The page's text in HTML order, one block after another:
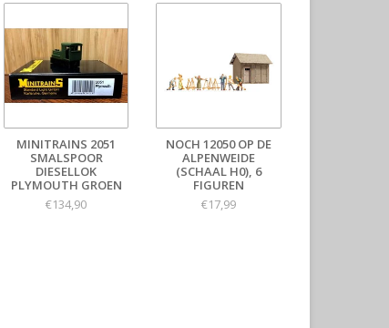
MINITRAINS 2051
SMALSPOOR
DIESELLOK
PLYMOUTH GROEN
€134,90
NOCH 12050 OP DE
ALPENWEIDE
(SCHAAL H0), 6
FIGUREN
€17,99